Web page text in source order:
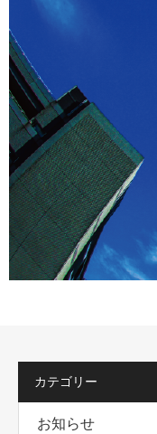
カテゴリー
お知らせ